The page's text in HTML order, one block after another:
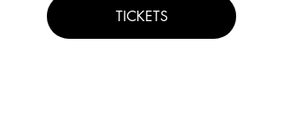
TICKETS